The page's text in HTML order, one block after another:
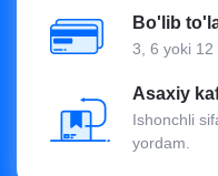
Bo'lib
3, 6 yoki 12
Asaxiy
Ishonchli
yordam.